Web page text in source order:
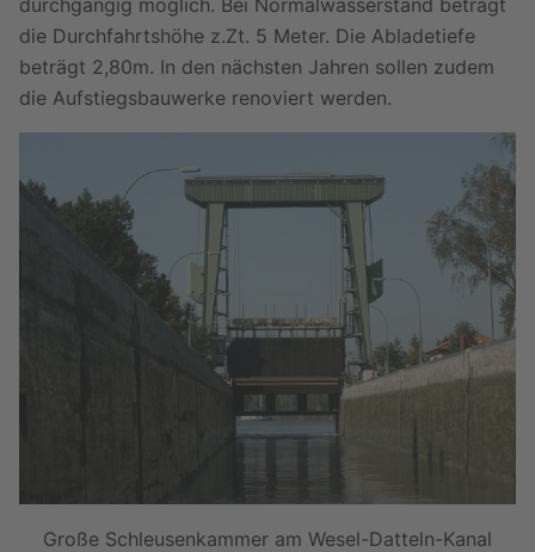
die Durchfahrtshöhe z.Zt. 5 Meter. Die Abladetiefe
beträgt 2,80m. In den nächsten Jahren sollen zudem
die Aufstiegsbauwerke renoviert werden.
Große Schleusenkammer am Wesel-Datteln-Kanal